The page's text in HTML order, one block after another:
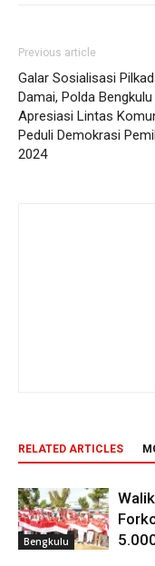
Previous article
Galar Sosialisasi
Damai, Polda Bengkulu
Apresiasi Lintas
Peduli Demokrasi
2024
RELATED ARTICLES
Bengkulu